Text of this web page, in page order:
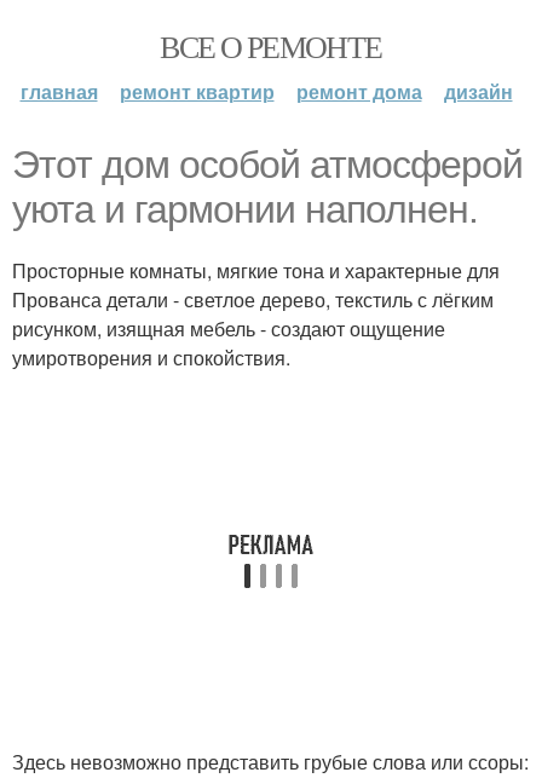
ВСЕ О РЕМОНТЕ
главная ремонт квартир ремонт дома дизайн
Этот дом особой атмосферой
уюта и гармонии наполнен.
Просторные комнаты, мягкие тона и характерные для
Прованса детали - светлое дерево, текстиль с лёгким
рисунком, изящная мебель - создают ощущение
умиротворения и спокойствия.
Здесь невозможно представить грубые слова или ссоры: